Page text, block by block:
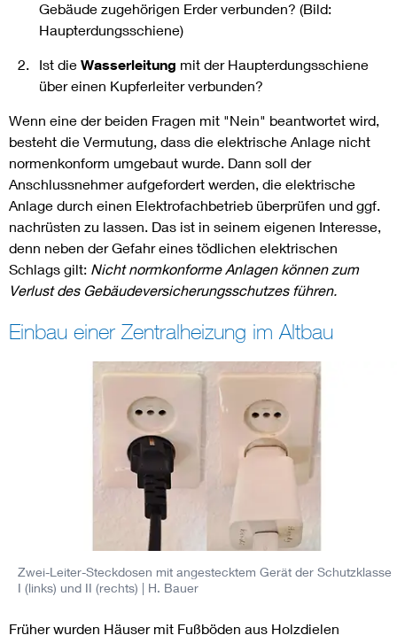
Gebäude zugehörigen Erder verbunden? (Bild:
Haupterdungsschiene)
Ist die Wasserleitung mit der Haupterdungsschiene
über einen Kupferleiter verbunden?
Wenn eine der beiden Fragen mit "Nein" beantwortet wird,
besteht die Vermutung, dass die elektrische Anlage nicht
normenkonform umgebaut wurde. Dann soll der
Anschlussnehmer aufgefordert werden, die elektrische
Anlage durch einen Elektrofachbetrieb überprüfen und ggf.
nachrüsten zu lassen. Das ist in seinem eigenen Interesse,
denn neben der Gefahr eines tödlichen elektrischen
Schlags gilt: Nicht normkonforme Anlagen können zum
Verlust des Gebäudeversicherungsschutzes führen.
Einbau einer Zentralheizung im Altbau
Zwei-Leiter-Steckdosen mit angestecktem Gerät der Schutzklasse
I (links) und II (rechts) | H. Bauer
Früher wurden Häuser mit Fußböden aus Holzdielen